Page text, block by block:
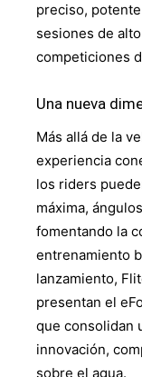
preciso,
sesiones de
competiciones
Una nueva
Más allá de la
experiencia
los riders
máxima,
fomentando la
entrenamiento
lanzamiento,
presentan el
que consolidan
innovación,
sobre el agua.